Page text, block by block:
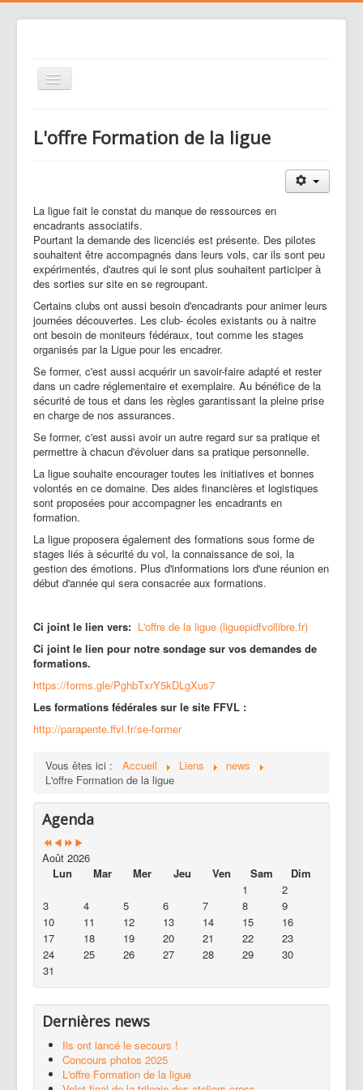
Basculer
la
Voler
Liens
Agenda
Contacts
Médias
L'offre Formation de la ligue
La ligue fait le constat du manque de ressources en
encadrants associatifs.
Pourtant la demande des licenciés est présente. Des pilotes
souhaitent être accompagnés dans leurs vols, car ils sont peu
expérimentés, d'autres qui le sont plus souhaitent participer à
des sorties sur site en se regroupant.
Certains clubs ont aussi besoin d'encadrants pour animer leurs
journées découvertes. Les club- écoles existants ou à naitre
ont besoin de moniteurs fédéraux, tout comme les stages
organisés par la Ligue pour les encadrer.
Se former, c'est aussi acquérir un savoir-faire adapté et rester
dans un cadre réglementaire et exemplaire. Au bénéfice de la
sécurité de tous et dans les règles garantissant la pleine prise
en charge de nos assurances.
Se former, c'est aussi avoir un autre regard sur sa pratique et
permettre à chacun d'évoluer dans sa pratique personnelle.
La ligue souhaite encourager toutes les initiatives et bonnes
volontés en ce domaine. Des aides financières et logistiques
sont proposées pour accompagner les encadrants en
formation.
La ligue proposera également des formations sous forme de
stages liés à sécurité du vol, la connaissance de soi, la
gestion des émotions. Plus d'informations lors d'une réunion en
début d'année qui sera consacrée aux formations.
Ci joint le lien vers: L'offre de la ligue (liguepidfvollibre.fr)
Ci joint le lien pour notre sondage sur vos demandes de
formations.
https://forms.gle/PghbTxrY5kDLgXus7
Les formations fédérales sur le site FFVL :
http://parapente.ffvl.fr/se-former
Vous êtes ici : Accueil Liens
news
L'offre Formation de la ligue
Agenda
Août 2026
Lun
Mar Mer Jeu Ven Sam
Dim
1
2
3
4 5 6 7 8
9
10
11 12 13 14 15
16
17
18 19 20 21 22
23
24
25 26 27 28 29
30
31
Dernières news
Ils ont lancé le secours !
Concours photos 2025
L'offre Formation de la ligue